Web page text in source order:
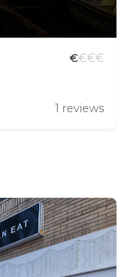
€€€€
1 reviews